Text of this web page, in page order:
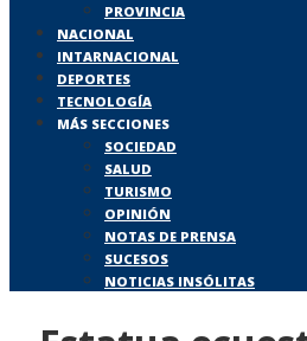
PROVINCIA
NACIONAL
INTARNACIONAL
DEPORTES
TECNOLOGÍA
MÁS SECCIONES
SOCIEDAD
SALUD
TURISMO
OPINIÓN
NOTAS DE PRENSA
SUCESOS
NOTICIAS INSÓLITAS